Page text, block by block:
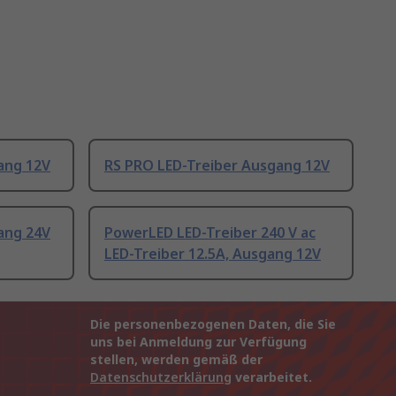
12V RS PRO LED-Treiber Ausgang 12V
24V
PowerLED LED-Treiber 240 V ac
LED-Treiber 12.5A, Ausgang 12V
Die personenbezogenen Daten, die Sie
uns bei Anmeldung zur Verfügung
stellen, werden gemäß der
Datenschutzerklärung verarbeitet.